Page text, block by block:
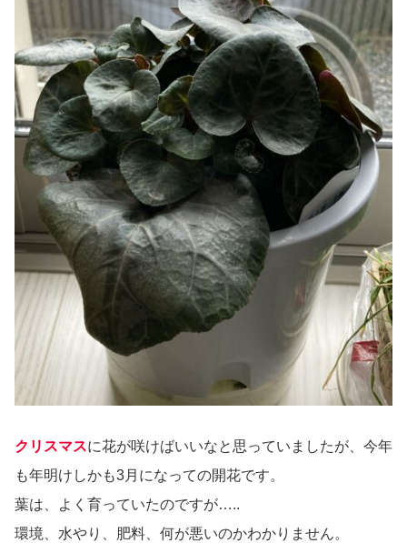
クリスマスに花が咲けばいいなと思っていましたが、今年
も年明けしかも3月になっての開花です。
葉は、よく育っていたのですが…..
環境、水やり、肥料、何が悪いのかわかりません。